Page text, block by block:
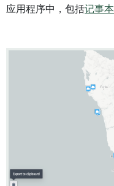
应用程序中，包括记事本